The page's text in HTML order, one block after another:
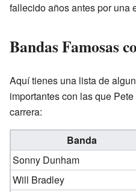
fallecido años antes por una
Bandas Famosas
Aquí tienes una lista de
importantes con las que
carrera:
Banda
Sonny Dunham
Will Bradley